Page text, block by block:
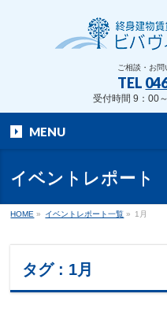
ご相談・お
TEL
受付時間 9：00
MENU
イベントレポート
HOME » イベントレポート一覧 » 1月
タグ : 1月